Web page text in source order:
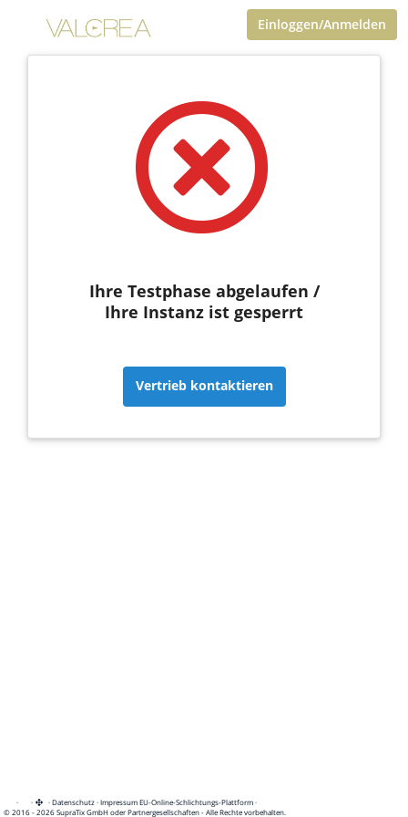
Einloggen/Anmelden
Ihre Testphase abgelaufen /
Ihre Instanz ist gesperrt
Vertrieb kontaktieren
· · ·Datenschutz·Impressum EU-Online-Schlichtungs-Plattform·
© 2016 - 2026 SupraTix GmbH oder Partnergesellschaften - Alle Rechte vorbehalten.